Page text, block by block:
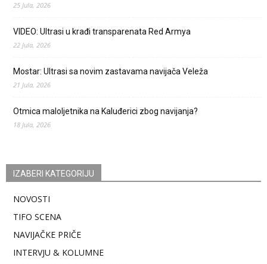
25 Jula, 2026
VIDEO: Ultrasi u krađi transparenata Red Armya
22 Jula, 2026
Mostar: Ultrasi sa novim zastavama navijača Veleža
21 Jula, 2026
Otmica maloljetnika na Kaluđerici zbog navijanja?
18 Jula, 2026
IZABERI KATEGORIJU
NOVOSTI
TIFO SCENA
NAVIJAČKE PRIČE
INTERVJU & KOLUMNE